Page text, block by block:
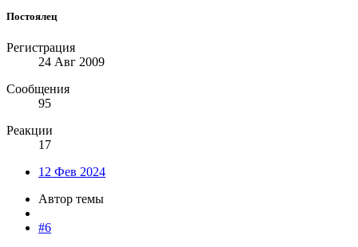
Постоялец
Регистрация
24 Авг 2009
Сообщения
95
Реакции
17
12 Фев 2024
Автор темы
#6